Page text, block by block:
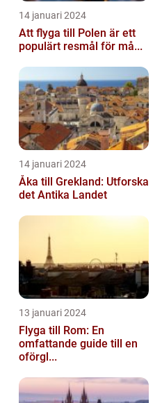
14 januari 2024
Att flyga till Polen är ett
populärt resmål för må...
14 januari 2024
Åka till Grekland: Utforska
det Antika Landet
13 januari 2024
Flyga till Rom: En
omfattande guide till en
oförgl...